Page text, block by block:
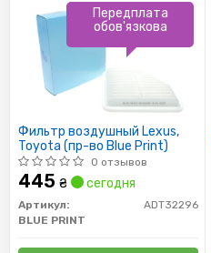
Фильтр воздушный Lexus,
Toyota (пр-во Blue Print)
0 отзывов
445 ₴ сегодня
Артикул:
ADT32296
BLUE PRINT
Передплата
обов'язкова